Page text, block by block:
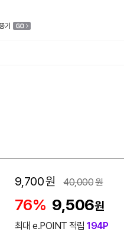
기
9,700원 40,000원
76% 9,506원
최대 e.POINT 적립194P